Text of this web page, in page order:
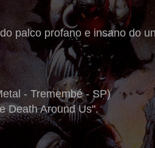
palco profano e insano do
- Tremembé - SP)
Death Around Us".